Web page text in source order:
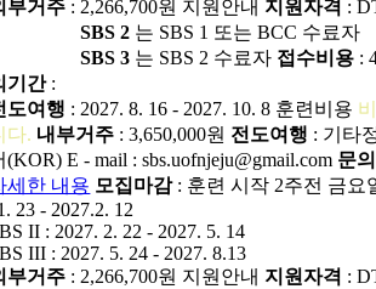
부거주 : 2,266,700원 지원안내 지원자격 :
SBS 2 는 SBS 1 또는 BCC 수료자
SBS 3 는 SBS 2 수료자 접수비용 :
기간:
도여행 : 2027. 8. 16 - 2027. 10. 8 훈련비용
다. 내부거주 : 3,650,000원 전도여행 : 기타
(KOR) E - mail : sbs.uofnjeju@gmail.com 문
세한 내용 모집마감: 훈련 시작 2주전 금요
23 - 2027.2. 12
II : 2027. 2. 22 - 2027. 5. 14
III : 2027. 5. 24 - 2027. 8.13
부거주 : 2,266,700원 지원안내 지원자격 :